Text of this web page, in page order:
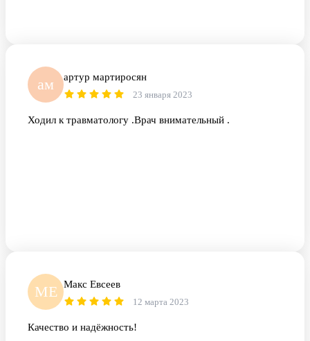
ам артур мартиросян
23 января 2023
Ходил к травматологу .Врач внимательный .
МЕ Макс Евсеев
12 марта 2023
Качество и надёжность!